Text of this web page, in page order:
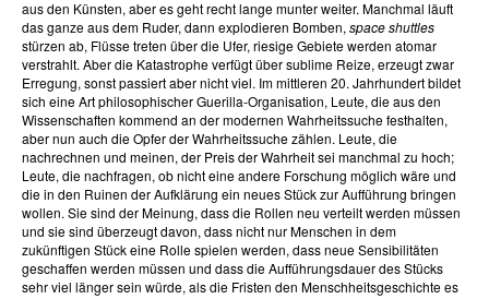
aus den Künsten, aber es geht recht lange munter weiter. Manchmal läuft
das ganze aus dem Ruder, dann explodieren Bomben, space shuttles
stürzen ab, Flüsse treten über die Ufer, riesige Gebiete werden atomar
verstrahlt. Aber die Katastrophe verfügt über sublime Reize, erzeugt zwar
Erregung, sonst passiert aber nicht viel. Im mittleren 20. Jahrhundert bildet
sich eine Art philosophischer Guerilla-Organisation, Leute, die aus den
Wissenschaften kommend an der modernen Wahrheitssuche festhalten,
aber nun auch die Opfer der Wahrheitssuche zählen. Leute, die
nachrechnen und meinen, der Preis der Wahrheit sei manchmal zu hoch;
Leute, die nachfragen, ob nicht eine andere Forschung möglich wäre und
die in den Ruinen der Aufklärung ein neues Stück zur Aufführung bringen
wollen. Sie sind der Meinung, dass die Rollen neu verteilt werden müssen
und sie sind überzeugt davon, dass nicht nur Menschen in dem
zukünftigen Stück eine Rolle spielen werden, dass neue Sensibilitäten
geschaffen werden müssen und dass die Aufführungsdauer des Stücks
sehr viel länger sein würde, als die Fristen den Menschheitsgeschichte es